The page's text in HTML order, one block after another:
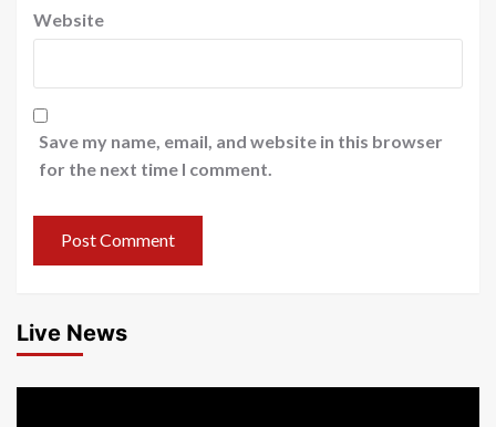
Website
Save my name, email, and website in this browser
for the next time I comment.
Live News